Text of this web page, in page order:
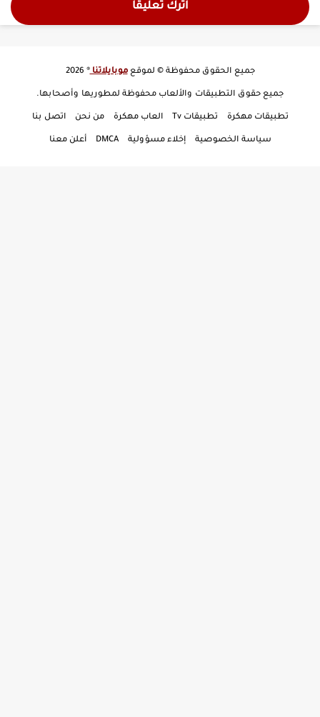
اترك تعليقا
جميع الحقوق محفوظة © لموقعموبايلاتنا® 2026
جميع حقوق التطبيقات والألعاب محفوظة لمطوريها وأصحابها.
تطبيقات مهكرة تطبيقات Tv العاب مهكرة من نحن اتصل بنا
سياسة الخصوصية إخلاء مسؤولية DMCA أعلن معنا